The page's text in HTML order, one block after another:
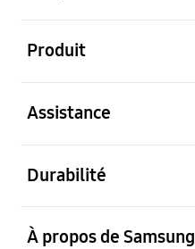
Produit
Assistance
Durabilité
À propos de Samsung